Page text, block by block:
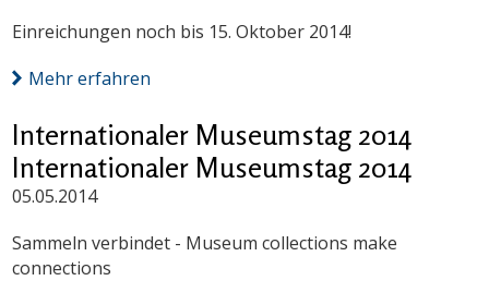
Einreichungen noch bis 15. Oktober 2014!
Mehr erfahren
Internationaler Museumstag 2014
Internationaler Museumstag 2014
05.05.2014
Sammeln verbindet - Museum collections make
connections